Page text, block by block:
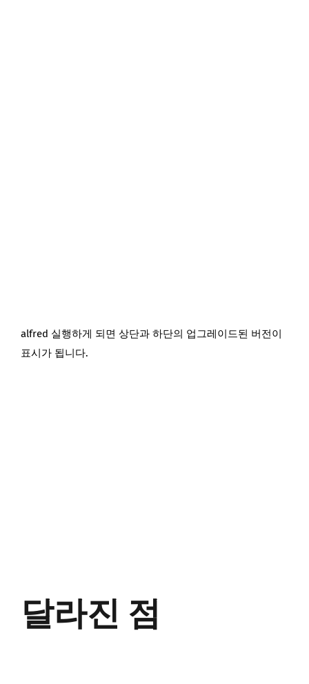
alfred 실행하게 되면 상단과 하단의 업그레이드된 버전이
표시가 됩니다.
달라진 점